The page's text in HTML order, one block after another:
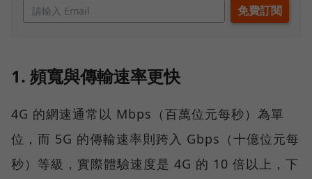
1. 頻寬與傳輸速率更快
4G 的網速通常以 Mbps（百萬位元每秒）為單
位，而 5G 的傳輸速率則跨入 Gbps（十億位元每
秒）等級，實際體驗速度是 4G 的 10 倍以上，下